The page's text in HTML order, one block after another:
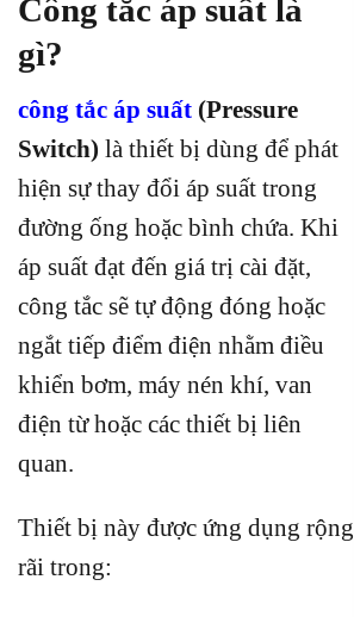
Công tắc áp suất là
gì?
công tắc áp suất (Pressure
Switch) là thiết bị dùng để phát
hiện sự thay đổi áp suất trong
đường ống hoặc bình chứa. Khi
áp suất đạt đến giá trị cài đặt,
công tắc sẽ tự động đóng hoặc
ngắt tiếp điểm điện nhằm điều
khiển bơm, máy nén khí, van
điện từ hoặc các thiết bị liên
quan.
Thiết bị này được ứng dụng rộng
rãi trong: